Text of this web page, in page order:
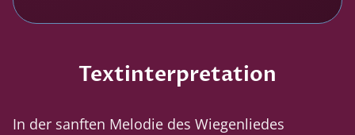
Textinterpretation
In der sanften Melodie des Wiegenliedes